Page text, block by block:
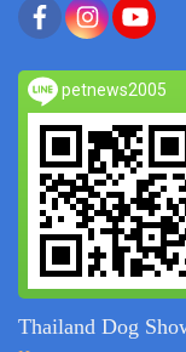
petnews2005
Thailand Dog